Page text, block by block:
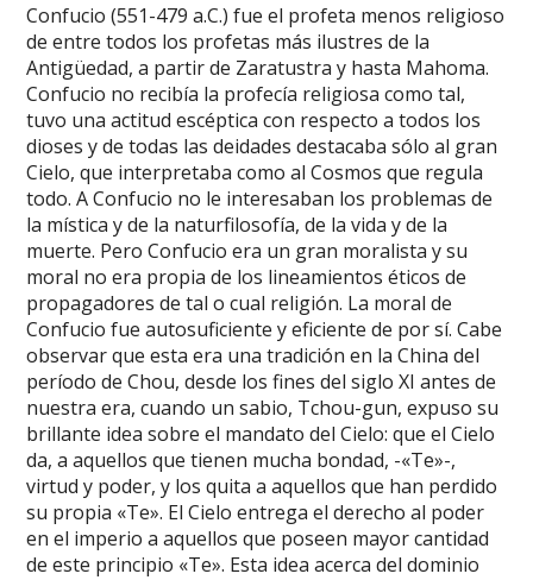
Confucio (551-479 a.C.) fue el profeta menos religioso
de entre todos los profetas más ilustres de la
Antigüedad, a partir de Zaratustra y hasta Mahoma.
Confucio no recibía la profecía religiosa como tal,
tuvo una actitud escéptica con respecto a todos los
dioses y de todas las deidades destacaba sólo al gran
Cielo, que interpretaba como al Cosmos que regula
todo. A Confucio no le interesaban los problemas de
la mística y de la naturfilosofía, de la vida y de la
muerte. Pero Confucio era un gran moralista y su
moral no era propia de los lineamientos éticos de
propagadores de tal o cual religión. La moral de
Confucio fue autosuficiente y eficiente de por sí. Cabe
observar que esta era una tradición en la China del
período de Chou, desde los fines del siglo XI antes de
nuestra era, cuando un sabio, Tchou-gun, expuso su
brillante idea sobre el mandato del Cielo: que el Cielo
da, a aquellos que tienen mucha bondad, -«Te»-,
virtud y poder, y los quita a aquellos que han perdido
su propia «Te». El Cielo entrega el derecho al poder
en el imperio a aquellos que poseen mayor cantidad
de este principio «Te». Esta idea acerca del dominio